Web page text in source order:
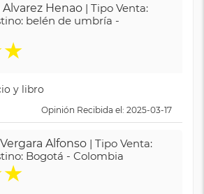
Henao | Tipo Venta:
belén de umbría -
★
y libro
Opinión Recibida el: 2025-03-17
Alfonso | Tipo Venta:
Bogotá - Colombia
★